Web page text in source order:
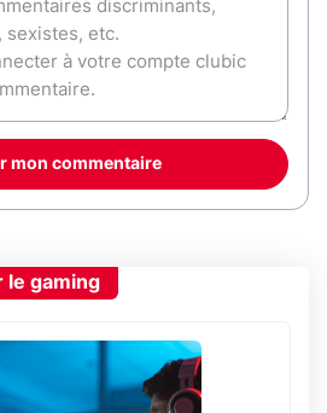
mon commentaire
le gaming